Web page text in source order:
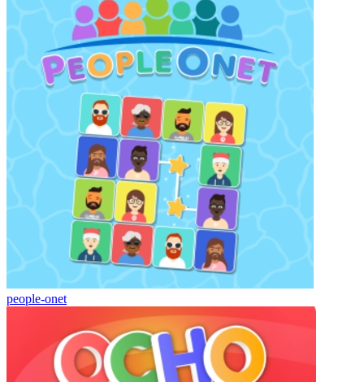
people-onet